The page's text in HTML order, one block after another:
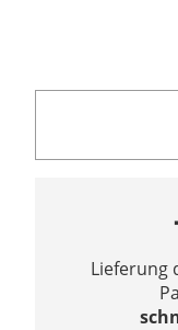
Lieferung